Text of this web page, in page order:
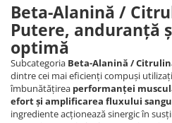
Beta-Alanină /
Putere, anduranță
optimă
Subcategoria Beta-Alanină /
dintre cei mai eficienți compuși
îmbunătățirea performanței
efort și amplificarea fluxului
ingrediente acționează sinergic în